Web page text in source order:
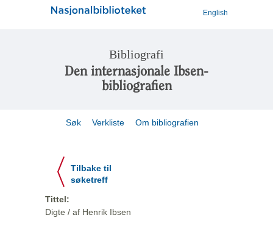
English
Bibliografi
Den internasjonale Ibsen-
bibliografien
Søk Verkliste Om bibliografien
Tilbake til
søketreff
Tittel:
Digte / af Henrik Ibsen